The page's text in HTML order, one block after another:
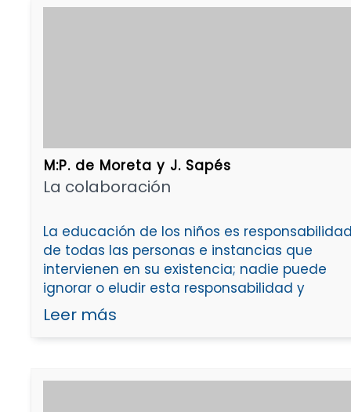
M:P. de Moreta y J. Sapés
La colaboración
La educación de los niños es
de todas las personas e instancias que
intervienen en su existencia; nadie puede
ignorar o eludir esta responsabilidad y
Leer más